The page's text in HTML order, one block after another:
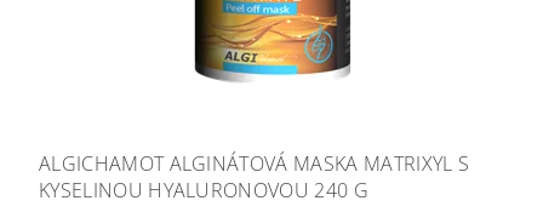
ALGICHAMOT ALGINÁTOVÁ MASKA MATRIXYL S
KYSELINOU HYALURONOVOU 240 G